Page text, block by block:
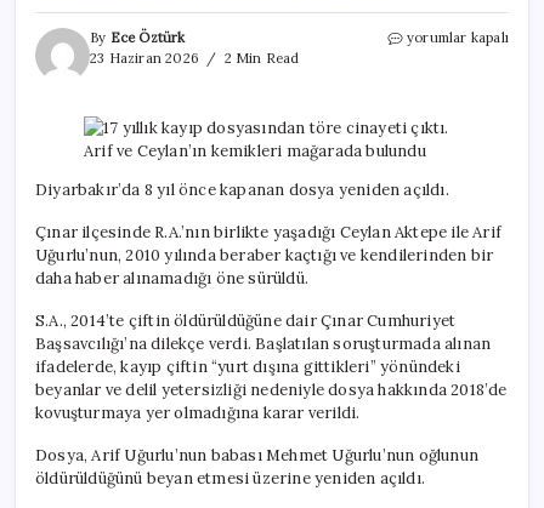
By Ece Öztürk
23 Haziran 2026
2 Min Read
17
töre
cinayeti
çıktı.
Arif
ve
Ceylan’ın
kemikleri
mağarada
yorumlar kapalı
Diyarbakır’da 8 yıl önce kapanan dosya yeniden açıldı.
Çınar ilçesinde R.A.’nın birlikte yaşadığı Ceylan Aktepe ile Arif
Uğurlu’nun, 2010 yılında beraber kaçtığı ve kendilerinden bir
daha haber alınamadığı öne sürüldü.
S.A., 2014’te çiftin öldürüldüğüne dair Çınar Cumhuriyet
Başsavcılığı’na dilekçe verdi. Başlatılan soruşturmada alınan
ifadelerde, kayıp çiftin “yurt dışına gittikleri” yönündeki
beyanlar ve delil yetersizliği nedeniyle dosya hakkında 2018’de
kovuşturmaya yer olmadığına karar verildi.
Dosya, Arif Uğurlu’nun babası Mehmet Uğurlu’nun oğlunun
öldürüldüğünü beyan etmesi üzerine yeniden açıldı.